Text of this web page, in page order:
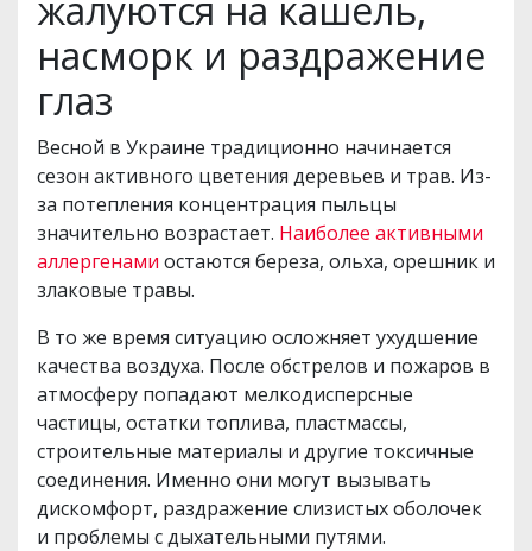
насморк и раздражение
глаз
Весной в Украине традиционно начинается
сезон активного цветения деревьев и трав. Из-
за потепления концентрация пыльцы
значительно возрастает. Наиболее активными
аллергенами остаются береза, ольха, орешник и
злаковые травы.
В то же время ситуацию осложняет ухудшение
качества воздуха. После обстрелов и пожаров в
атмосферу попадают мелкодисперсные
частицы, остатки топлива, пластмассы,
строительные материалы и другие токсичные
соединения. Именно они могут вызывать
дискомфорт, раздражение слизистых оболочек
и проблемы с дыхательными путями.